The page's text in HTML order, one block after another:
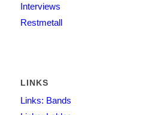
Interviews
Restmetall
LINKS
Links: Bands